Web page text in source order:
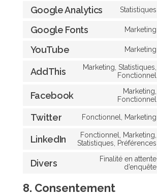
Google Analytics Statistiques
Google Fonts Marketing
YouTube Marketing
AddThis
Marketing, Statistiques,
Fonctionnel
Facebook
Marketing,
Fonctionnel
Twitter Fonctionnel, Marketing
LinkedIn
Fonctionnel, Marketing,
Statistiques, Préférences
Divers
Finalité en attente
d’enquête
8. Consentement